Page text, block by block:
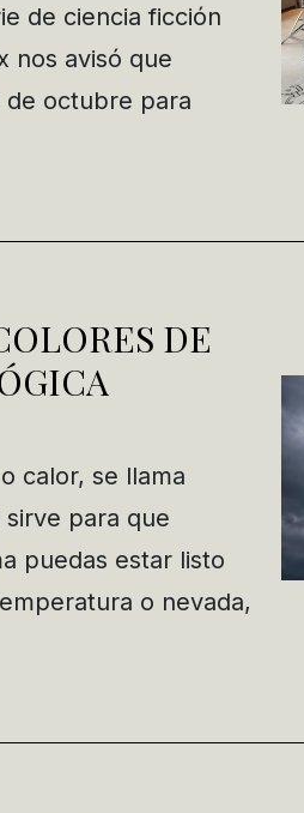
de ciencia ficción
nos avisó que
octubre para
DE
calor, se llama
sirve para que
puedas estar listo
o nevada,